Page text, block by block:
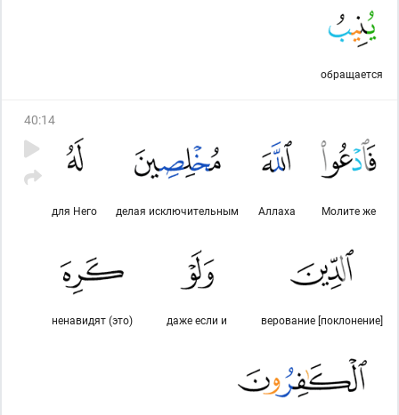
обращается
40:14
Молите же
Аллаха
делая исключительным
для Него
верование [поклонение]
даже если и
ненавидят (это)